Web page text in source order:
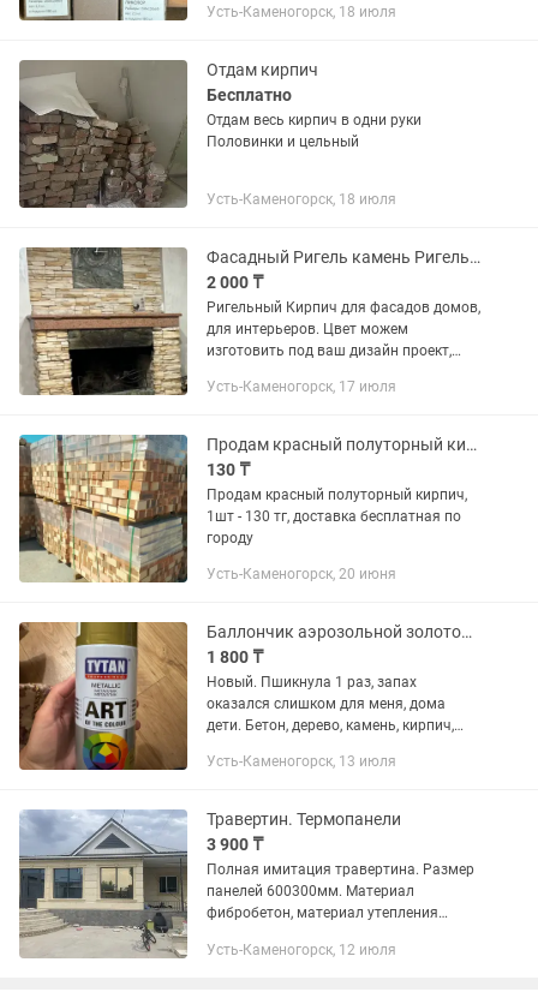
Усть-Каменогорск, 18 июля
Отдам кирпич
Бесплатно
Отдам весь кирпич в одни руки
Половинки и цельный
Усть-Каменогорск, 18 июля
Фасадный Ригель камень Ригельный Кирпич
2 000 ₸
Ригельный Кирпич для фасадов домов,
для интерьеров. Цвет можем
изготовить под ваш дизайн проект,
Усть-Каменогорск, 17 июля
Продам красный полуторный кирпич
130 ₸
Продам красный полуторный кирпич,
1шт - 130 тг, доставка бесплатная по
городу
Усть-Каменогорск, 20 июня
Баллончик аэрозольной золотой краски
1 800 ₸
Новый. Пшикнула 1 раз, запах
оказался слишком для меня, дома
дети. Бетон, дерево, камень, кирпич,
Усть-Каменогорск, 13 июля
Травертин. Термопанели
3 900 ₸
Полная имитация травертина. Размер
панелей 600300мм. Материал
фибробетон, материал утепления
утеплением 20мм Отличный выбор
Усть-Каменогорск, 12 июля